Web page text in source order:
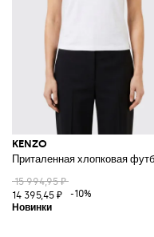
KENZO
Приталенная хлопковая
15 994,95 ₽
14 395,45 ₽
-10%